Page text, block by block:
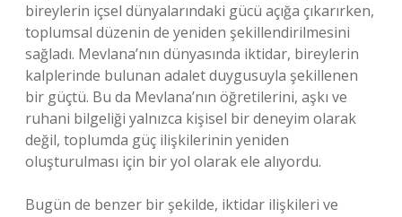
bireylerin içsel dünyalarındaki gücü açığa çıkarırken,
toplumsal düzenin de yeniden şekillendirilmesini
sağladı. Mevlana’nın dünyasında iktidar, bireylerin
kalplerinde bulunan adalet duygusuyla şekillenen
bir güçtü. Bu da Mevlana’nın öğretilerini, aşkı ve
ruhani bilgeliği yalnızca kişisel bir deneyim olarak
değil, toplumda güç ilişkilerinin yeniden
oluşturulması için bir yol olarak ele alıyordu.
Bugün de benzer bir şekilde, iktidar ilişkileri ve